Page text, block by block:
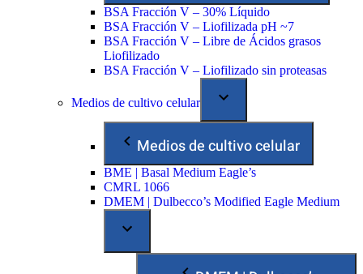
BSA Fracción V – 30% Líquido
BSA Fracción V – Liofilizada pH ~7
BSA Fracción V – Libre de Ácidos grasos
Liofilizado
BSA Fracción V – Liofilizado sin proteasas
Medios de cultivo celular
Medios de cultivo celular
BME | Basal Medium Eagle’s
CMRL 1066
DMEM | Dulbecco’s Modified Eagle Medium